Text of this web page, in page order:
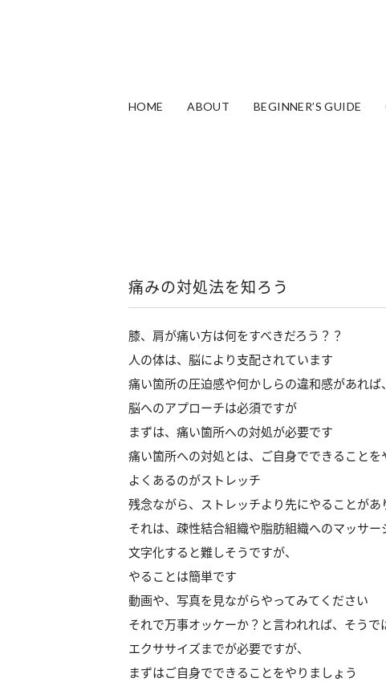
HOME ABOUT BEGINNER’S GUIDE
痛みの対処法を知ろう
膝、肩が痛い方は何をすべきだろう？？
人の体は、脳により支配されています
痛い箇所の圧迫感や何かしらの違和感があれ
脳へのアプローチは必須ですが
まずは、痛い箇所への対処が必要です
痛い箇所への対処とは、ご自身でできることを
よくあるのがストレッチ
残念ながら、ストレッチより先にやることがあ
それは、疎性結合組織や脂肪組織へのマッサー
文字化すると難しそうですが、
やることは簡単です
動画や、写真を見ながらやってみてください
それで万事オッケーか？と言われれば、そうで
エクササイズまでが必要ですが、
まずはご自身でできることをやりましょう